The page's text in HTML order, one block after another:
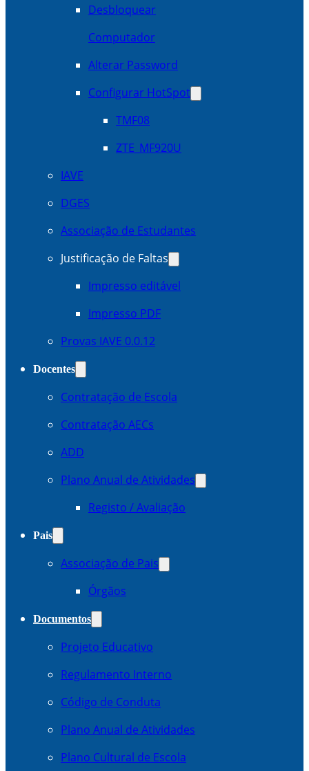
Desbloquear
Computador
Alterar Password
Configurar HotSpot
TMF08
ZTE_MF920U
IAVE
DGES
Associação de Estudantes
Justificação de Faltas
Impresso editável
Impresso PDF
Provas IAVE 0.0.12
Docentes
Contratação de Escola
Contratação AECs
ADD
Plano Anual de Atividades
Registo / Avaliação
Pais
Associação de Pais
Órgãos
Documentos
Projeto Educativo
Regulamento Interno
Código de Conduta
Plano Anual de Atividades
Plano Cultural de Escola